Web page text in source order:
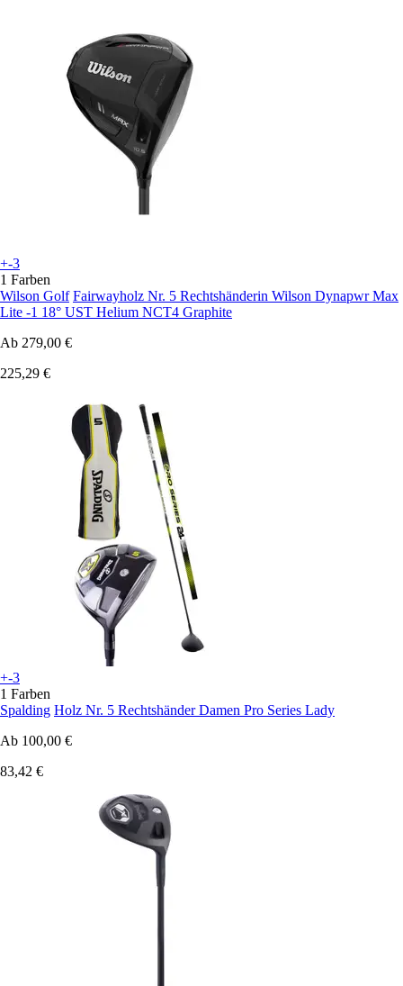
+-3
1 Farben
Wilson Golf Fairwayholz Nr. 5 Rechtshänderin Wilson Dynapwr Max
Lite -1 18° UST Helium NCT4 Graphite
Ab 279,00 €
225,29 €
+-3
1 Farben
Spalding Holz Nr. 5 Rechtshänder Damen Pro Series Lady
Ab 100,00 €
83,42 €